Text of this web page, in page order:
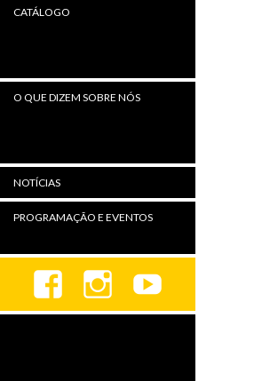
CATÁLOGO
O QUE DIZEM SOBRE NÓS
NOTÍCIAS
PROGRAMAÇÃO E EVENTOS